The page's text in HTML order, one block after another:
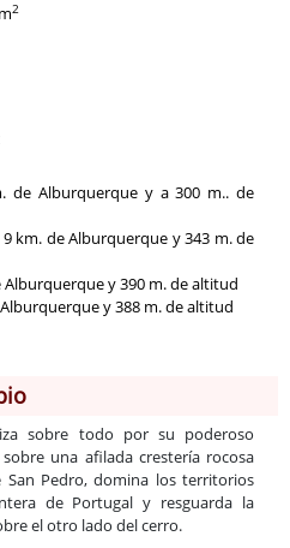
2
de Alburquerque y a 300 m.. de
9 km. de Alburquerque y 343 m. de
Alburquerque y 390 m. de altitud
y 388 m. de altitud
sobre todo por su poderoso
una afilada crestería rocosa
San Pedro, domina los territorios
de Portugal y resguarda la
el otro lado del cerro.